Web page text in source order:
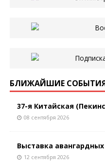
БЛИЖАЙШИЕ
37-я Китайская
08 сентября 2026
Выставка
12 сентября 2026